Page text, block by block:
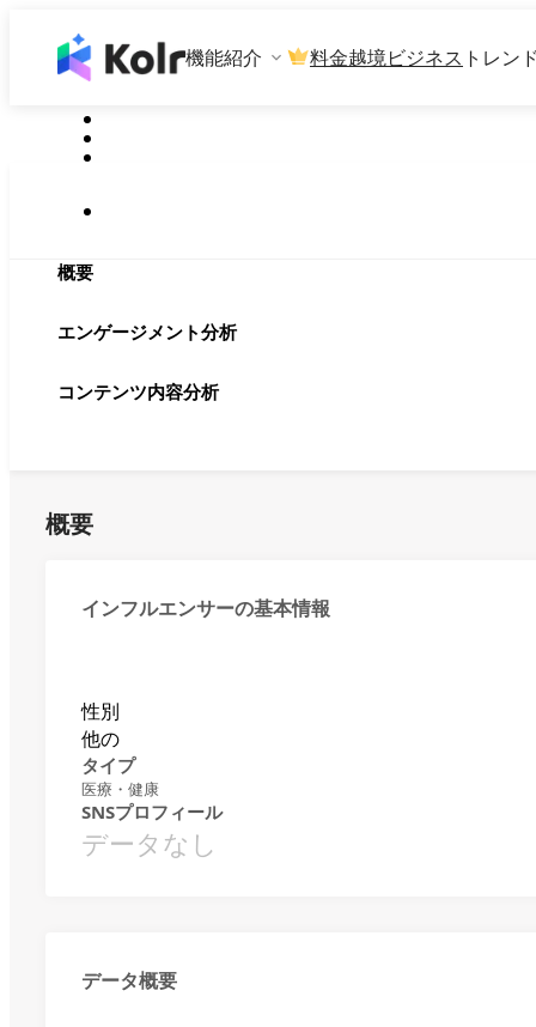
機能紹介 料金越境ビジネス トレン
概要
エンゲージメント分析
コンテンツ内容分析
概要
インフルエンサーの基本情報
性別
他の
タイプ
医療・健康
SNSプロフィール
データなし
データ概要